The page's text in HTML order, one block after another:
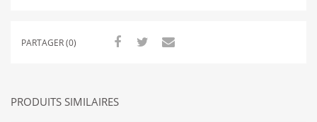
PARTAGER (0)
PRODUITS SIMILAIRES